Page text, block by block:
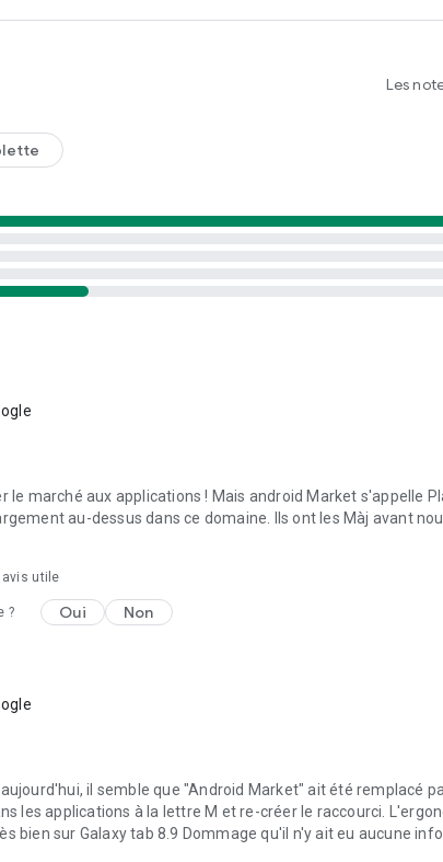
Les
le marché aux applications ! Mais android Market s'appelle
au-dessus dans ce domaine. Ils ont les Màj avant
utile
? Oui Non
il semble que "Android Market" ait été remplacé
les applications à la lettre M et re-créer le raccourci.
bien sur Galaxy tab 8.9 Dommage qu'il n'y ait eu aucune info.